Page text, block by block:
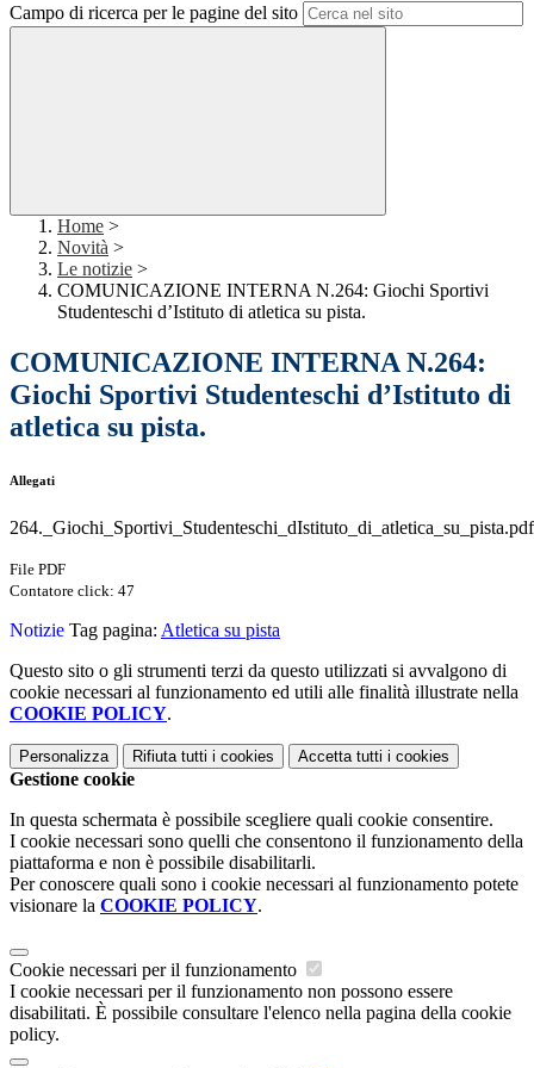
Campo di ricerca per le pagine del sito
Home >
Novità >
Le notizie >
COMUNICAZIONE INTERNA N.264: Giochi Sportivi
Studenteschi d’Istituto di atletica su pista.
COMUNICAZIONE INTERNA N.264:
Giochi Sportivi Studenteschi d’Istituto di
atletica su pista.
Allegati
264._Giochi_Sportivi_Studenteschi_dIstituto_di_atletica_su_pista.pdf
File PDF
Contatore click: 47
Notizie Tag pagina: Atletica su pista
Questo sito o gli strumenti terzi da questo utilizzati si avvalgono di
cookie necessari al funzionamento ed utili alle finalità illustrate nella
COOKIE POLICY.
Personalizza Rifiuta tutti i cookies Accetta tutti i cookies
Gestione cookie
In questa schermata è possibile scegliere quali cookie consentire.
I cookie necessari sono quelli che consentono il funzionamento della
piattaforma e non è possibile disabilitarli.
Per conoscere quali sono i cookie necessari al funzionamento potete
visionare la COOKIE POLICY.
Cookie necessari per il funzionamento
I cookie necessari per il funzionamento non possono essere
disabilitati. È possibile consultare l'elenco nella pagina della cookie
policy.